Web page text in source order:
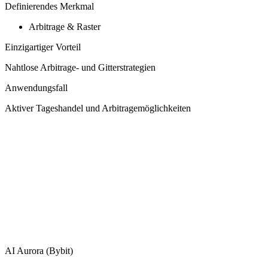
Definierendes Merkmal
Arbitrage & Raster
Einzigartiger Vorteil
Nahtlose Arbitrage- und Gitterstrategien
Anwendungsfall
Aktiver Tageshandel und Arbitragemöglichkeiten
AI Aurora (Bybit)